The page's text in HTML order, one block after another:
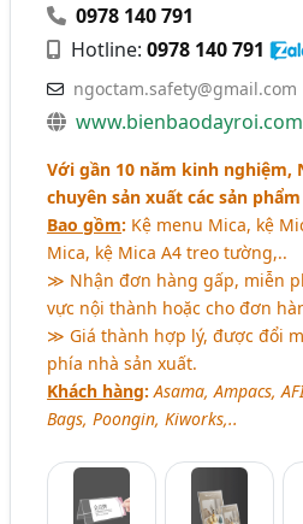
0978 140 791
Hotline:0978 140 791
ngoctam.safety@gmail.com
www.bienbaodayroi.com
Với gần 10 năm kinh nghiệm,
chuyên sản xuất các sản
Bao gồm: Kệ menu Mica, kệ
Mica, kệ Mica A4 treo tường,..
≫ Nhận đơn hàng gấp, miễn
vực nội thành hoặc cho đơn
≫ Giá thành hợp lý, được đổi
phía nhà sản xuất.
Khách hàng: Asama, Ampacs,
Bags, Poongin, Kiworks,..